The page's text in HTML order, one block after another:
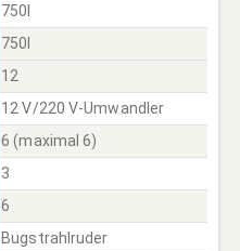
750l
750l
12
12 V/220 V-Umwandler
6 (maximal 6)
3
6
Bugstrahlruder